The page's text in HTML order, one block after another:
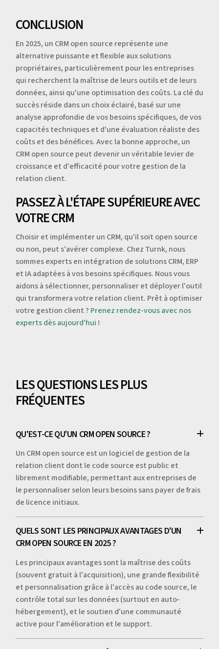
CONCLUSION
En 2025, un CRM open source représente une
alternative puissante et flexible aux solutions
propriétaires, particulièrement pour les entreprises
qui recherchent la maîtrise de leurs outils et de leurs
données, ainsi qu'une optimisation des coûts. La clé du
succès réside dans un choix éclairé, basé sur une
analyse approfondie de vos besoins spécifiques, de vos
capacités techniques et d'une évaluation réaliste des
coûts et des bénéfices. Avec la bonne approche, un
CRM open source peut devenir un véritable levier de
croissance et d'efficacité pour votre gestion de la
relation client.
PASSEZ À L'ÉTAPE SUPÉRIEURE AVEC
VOTRE CRM
Choisir et implémenter un CRM, qu'il soit open source
ou non, peut s'avérer complexe. Chez Turnk, nous
sommes experts en intégration de solutions CRM, ERP
et IA adaptées à vos besoins spécifiques. Nous vous
aidons à sélectionner, personnaliser et déployer l'outil
qui transformera votre relation client. Prêt à optimiser
votre gestion client ? Prenez rendez-vous avec nos
experts dès aujourd'hui !
LES QUESTIONS LES PLUS
FRÉQUENTES
QU'EST-CE QU'UN CRM OPEN SOURCE ?
Un CRM open source est un logiciel de gestion de la
relation client dont le code source est public et
librement modifiable, permettant aux entreprises de
le personnaliser selon leurs besoins sans payer de frais
de licence initiaux.
QUELS SONT LES PRINCIPAUX AVANTAGES D'UN
CRM OPEN SOURCE EN 2025 ?
Les principaux avantages sont la maîtrise des coûts
(souvent gratuit à l'acquisition), une grande flexibilité
et personnalisation grâce à l'accès au code source, le
contrôle total sur les données (surtout en auto-
hébergement), et le soutien d'une communauté
active pour l'amélioration et le support.